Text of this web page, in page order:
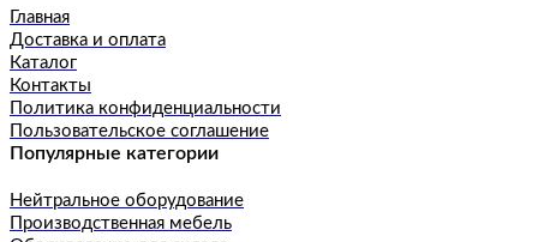
Главная
Доставка и оплата
Каталог
Контакты
Политика конфиденциальности
Пользовательское соглашение
Популярные категории
Нейтральное оборудование
Производственная мебель